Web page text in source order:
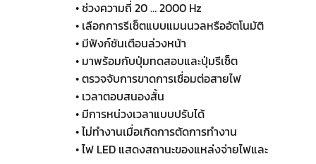
• ช่วงความถี่ 20 … 2000 Hz
• เลือกการรีเซ็ตแบบแมนนวลหรืออัตโนมัติ
• มีฟังก์ชันเตือนล่วงหน้า
• มาพร้อมกับปุ่มทดสอบและปุ่มรีเซ็ต
• ตรวจจับการขาดการเชื่อมต่อสายไฟ
• เวลาตอบสนองสั้น
• มีการหน่วงเวลาแบบปรับได้
• ไม่ทำงานเมื่อเกิดการตัดการทำงาน
• ไฟ LED แสดงสถานะของแหล่งจ่ายไฟและ